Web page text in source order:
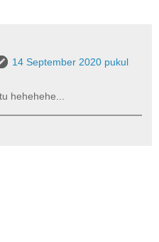
14 September 2020 pukul
hehehehe...